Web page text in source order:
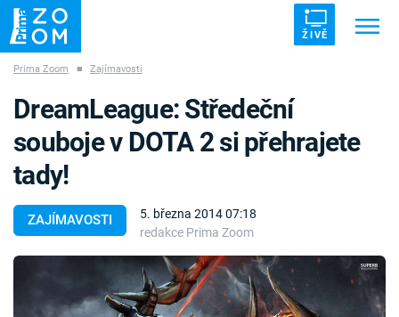
ŽIVĚ
ZÁHADY VETŘELCI DÁVNOVĚKU
Témata
Prima Zoom ■ Zajímavosti
ZAJÍMAVOSTI
5. března 2014 07:18
redakce Prima Zoom
DreamLeague: Středeční
souboje v DOTA 2 si přehrajete
tady!